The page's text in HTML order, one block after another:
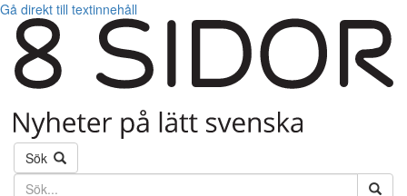
Gå direkt till textinnehåll
Sök
Söktext